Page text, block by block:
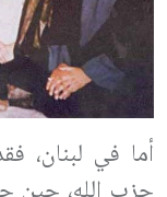
أما في لبنان،